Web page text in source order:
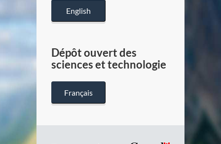
English
Dépôt ouvert des
sciences et technologie
Français